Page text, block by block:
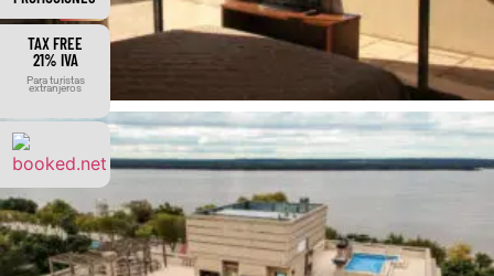
TAX FREE
21% IVA
Para turistas
extranjeros